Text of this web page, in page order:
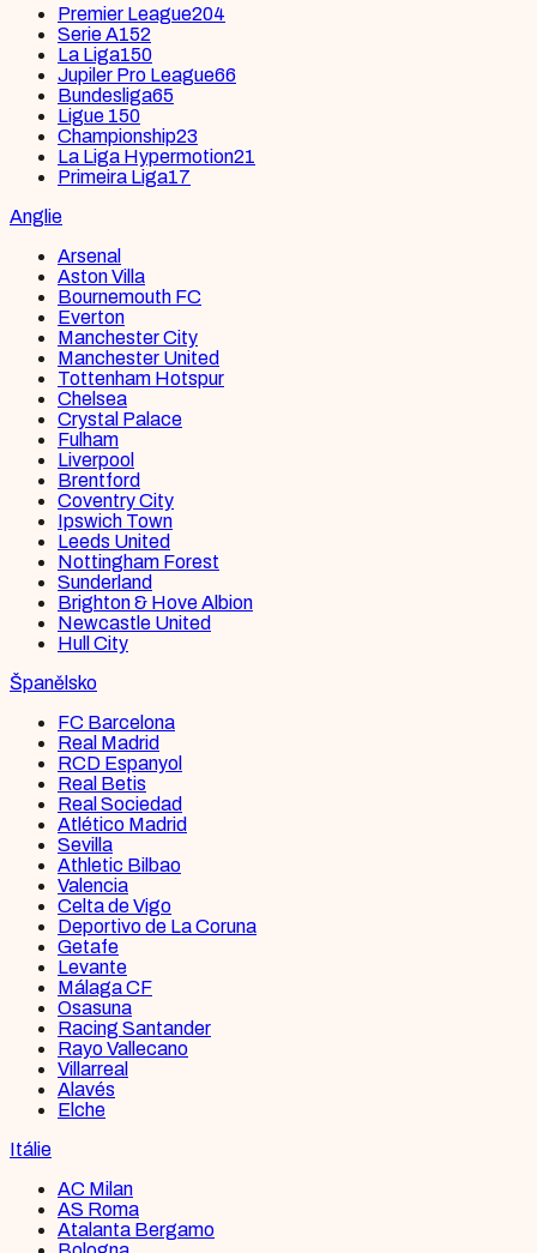
Premier League204
Serie A152
La Liga150
Jupiler Pro League66
Bundesliga65
Ligue 150
Championship23
La Liga Hypermotion21
Primeira Liga17
Anglie
Arsenal
Aston Villa
Bournemouth FC
Everton
Manchester City
Manchester United
Tottenham Hotspur
Chelsea
Crystal Palace
Fulham
Liverpool
Brentford
Coventry City
Ipswich Town
Leeds United
Nottingham Forest
Sunderland
Brighton & Hove Albion
Newcastle United
Hull City
Španělsko
FC Barcelona
Real Madrid
RCD Espanyol
Real Betis
Real Sociedad
Atlético Madrid
Sevilla
Athletic Bilbao
Valencia
Celta de Vigo
Deportivo de La Coruna
Getafe
Levante
Málaga CF
Osasuna
Racing Santander
Rayo Vallecano
Villarreal
Alavés
Elche
Itálie
AC Milan
AS Roma
Atalanta Bergamo